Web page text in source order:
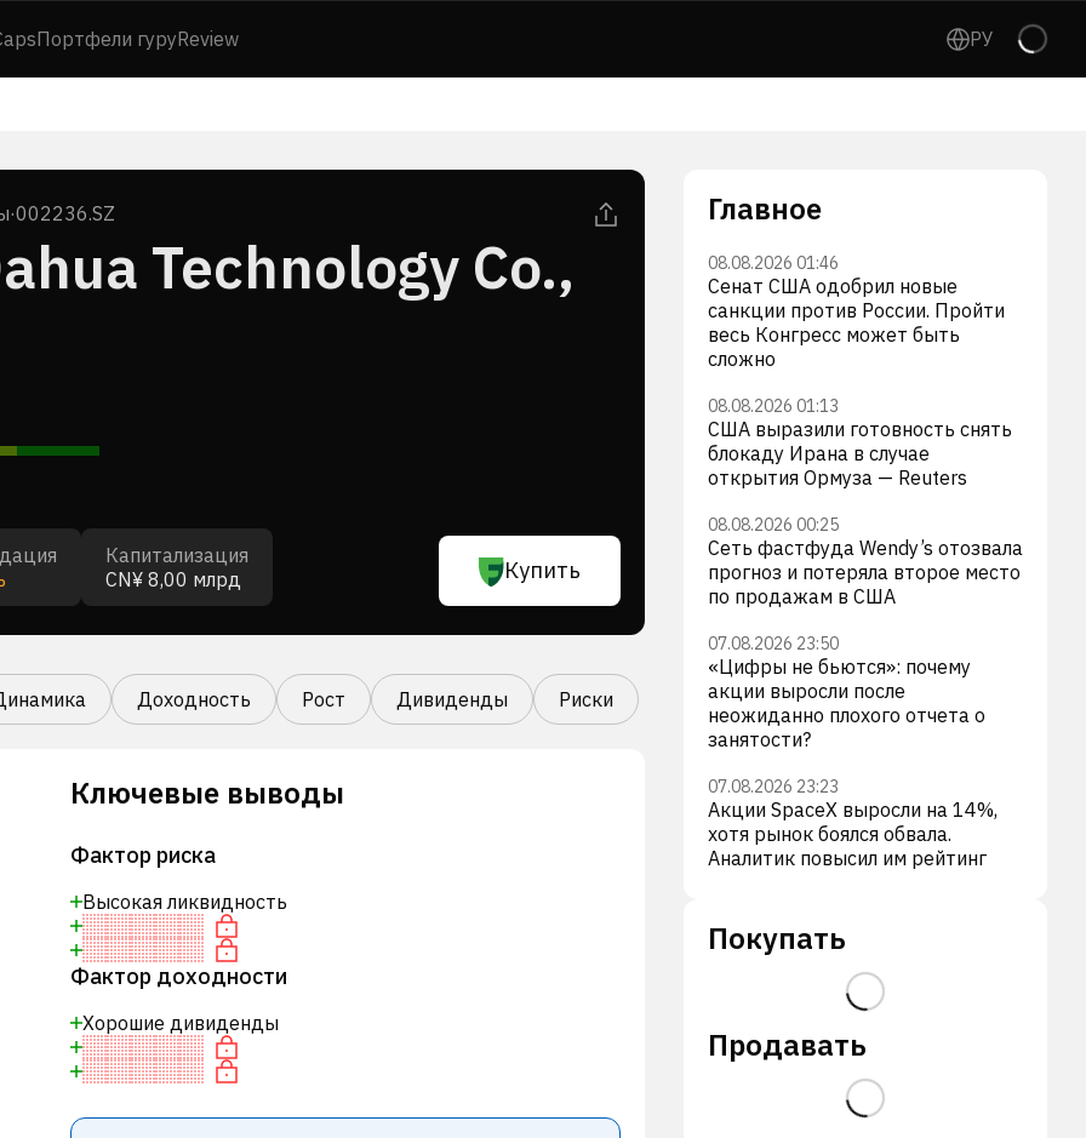
Портфели гуруReview РУ
·002236.SZ
Technology Co.,
Капитализация
CN¥ 8,00 млрд
Купить
Доходность Рост Дивиденды Риски
Ключевые выводы
Фактор риска
Высокая ликвидность
Фактор доходности
Хорошие дивиденды
Главное
08.08.2026 01:46
Сенат США одобрил новые
санкции против России. Пройти
весь Конгресс может быть
сложно
08.08.2026 01:13
США выразили готовность снять
блокаду Ирана в случае
открытия Ормуза — Reuters
08.08.2026 00:25
Сеть фастфуда Wendy’s отозвала
прогноз и потеряла второе место
по продажам в США
07.08.2026 23:50
«Цифры не бьются»: почему
акции выросли после
неожиданно плохого отчета о
занятости?
07.08.2026 23:23
Акции SpaceX выросли на 14%,
хотя рынок боялся обвала.
Аналитик повысил им рейтинг
Покупать
Продавать